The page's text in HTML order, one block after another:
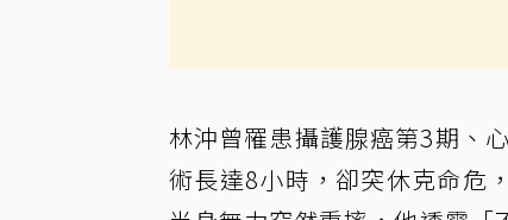
林沖曾罹患攝護腺癌第3期、
術長達8小時，卻突休克命危